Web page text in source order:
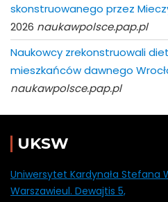
skonstruowanego przez
2026 naukawpolsce.pap.pl
Naukowcy zrekonstruowali
mieszkańców dawnego
naukawpolsce.pap.pl
UKSW
Uniwersytet Kardynała Stefana
Warszawieul. Dewajtis 5,